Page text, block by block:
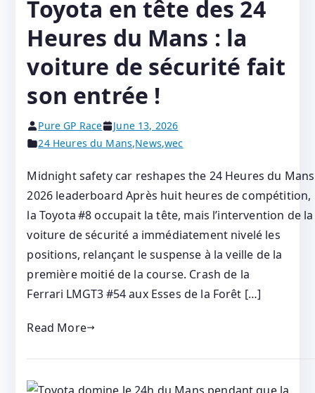
Toyota en tête des 24
Heures du Mans : la
voiture de sécurité fait
son entrée !
Pure GP Race
June 13, 2026
24 Heures du Mans,News,wec
Midnight safety car reshapes the 24 Heures du Mans
2026 leaderboard Après huit heures de compétition,
la Toyota #8 occupait la tête, mais l’intervention de la
voiture de sécurité a immédiatement nivelé les
positions, relançant le suspense à la veille de la
première moitié de la course. Crash de la
Ferrari LMGT3 #54 aux Esses de la Forêt […]
Read More